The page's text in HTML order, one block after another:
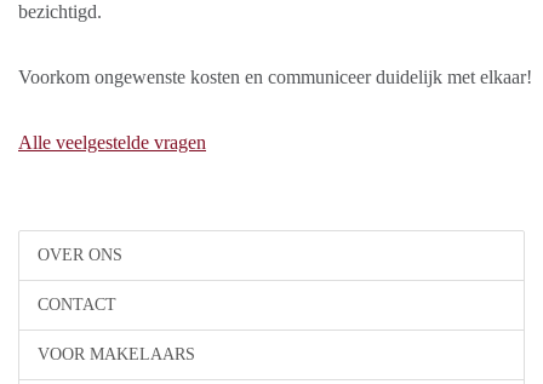
OVER ONS
CONTACT
VOOR MAKELAARS
bezichtigd.
Voorkom ongewenste kosten en communiceer duidelijk met elkaar!
Alle veelgestelde vragen